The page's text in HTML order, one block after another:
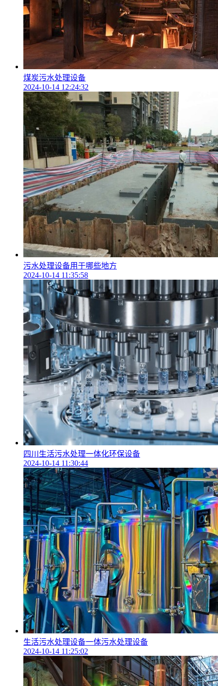
煤炭污水处理设备
2024-10-14 12:24:32
污水处理设备用于哪些地方
2024-10-14 11:35:58
四川生活污水处理一体化环保设备
2024-10-14 11:30:44
生活污水处理设备一体污水处理设备
2024-10-14 11:25:02